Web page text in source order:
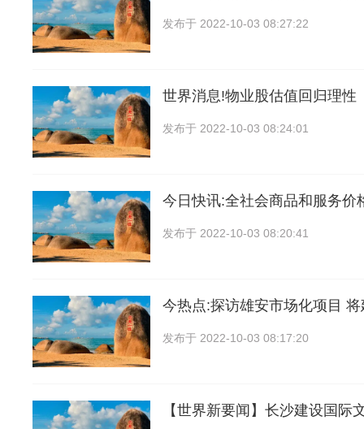
发布于 2022-10-03 08:27:22
世界消息!物业股估值回归理性
发布于 2022-10-03 08:24:01
今日快讯:全社会商品和服务价
发布于 2022-10-03 08:20:41
今热点:探访雄安市场化项目 将
发布于 2022-10-03 08:17:20
【世界新要闻】长沙建设国际